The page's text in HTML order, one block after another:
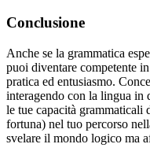
Conclusione
Anche se la grammatica
puoi diventare competente
pratica ed entusiasmo.
interagendo con la lingua in
le tue capacità grammaticali
fortuna) nel tuo percorso
svelare il mondo logico ma